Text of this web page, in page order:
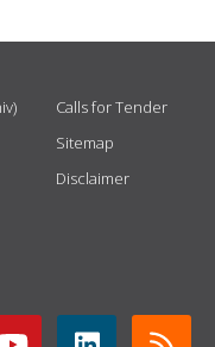
Calls for Tender
Sitemap
Disclaimer